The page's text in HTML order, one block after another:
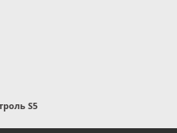
S5